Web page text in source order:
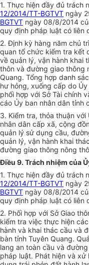
1. Thực hiện đầy đủ trách
12/2014/TT-BGTVT ngày
BGTVT ngày 08/8/2014
quy định pháp luật có liên
2. Định kỳ hàng năm chủ
quan tổ chức kiểm tra kết
về quản lý, vận hành khai
thôn và đường giao thông
Quang. Tổng hợp danh
hư hỏng, xuống cấp do
phối hợp với Sở Tài chính
cáo Ủy ban nhân dân tỉnh
3. Kiểm tra, thỏa thuận
nhân dân cấp xã, cộng
quản lý sử dụng cầu,
quản lý, vận hành khai
đường giao thông nông
Điều 9. Trách nhiệm của
1. Thực hiện đầy đủ trách
12/2014/TT-BGTVT ngày
BGTVT ngày 08/8/2014
quy định pháp luật có liên
2. Phối hợp với Sở Giao
kiểm tra việc thực hiện
hành và khai thác cầu và
bàn tỉnh Tuyên Quang.
lang an toàn cầu và
pháp luật. Phát hiện và